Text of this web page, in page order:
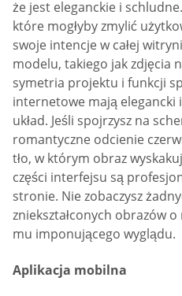
że jest eleganckie i
które mogłyby zmylić
swoje intencje w całej
modelu, takiego jak zdjęcia
symetria projektu i funkcji
internetowe mają elegancki
układ. Jeśli spojrzysz na
romantyczne odcienie
tło, w którym obraz
części interfejsu są
stronie. Nie zobaczysz
zniekształconych obrazów
mu imponującego wyglądu.
Aplikacja mobilna